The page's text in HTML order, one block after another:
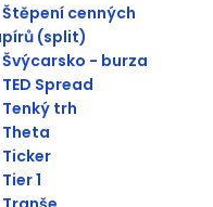
Štěpení cenných
(split)
Švýcarsko - burza
TED Spread
Tenký trh
Theta
Ticker
Tier 1